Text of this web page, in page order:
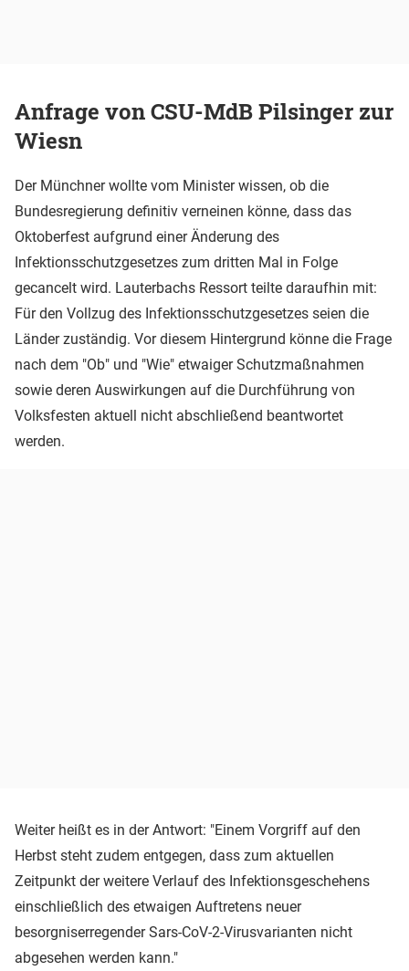
Anfrage von CSU-MdB Pilsinger zur
Wiesn
Der Münchner wollte vom Minister wissen, ob die
Bundesregierung definitiv verneinen könne, dass das
Oktoberfest aufgrund einer Änderung des
Infektionsschutzgesetzes zum dritten Mal in Folge
gecancelt wird. Lauterbachs Ressort teilte daraufhin mit:
Für den Vollzug des Infektionsschutzgesetzes seien die
Länder zuständig. Vor diesem Hintergrund könne die Frage
nach dem "Ob" und "Wie" etwaiger Schutzmaßnahmen
sowie deren Auswirkungen auf die Durchführung von
Volksfesten aktuell nicht abschließend beantwortet
werden.
Weiter heißt es in der Antwort: "Einem Vorgriff auf den
Herbst steht zudem entgegen, dass zum aktuellen
Zeitpunkt der weitere Verlauf des Infektionsgeschehens
einschließlich des etwaigen Auftretens neuer
besorgniserregender Sars-CoV-2-Virusvarianten nicht
abgesehen werden kann."